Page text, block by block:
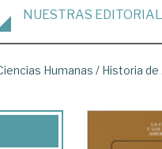
NUESTRAS
Humanas / Historia de